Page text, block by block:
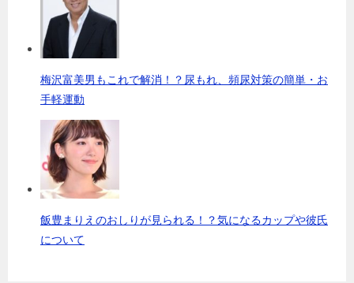
梅沢富美男もこれで解消！？尿もれ、頻尿対策の簡単・お
手軽運動
飯豊まりえのおしりが見られる！？気になるカップや彼氏
について